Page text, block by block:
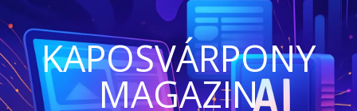
KAPOSVÁRPONY
MAGAZIN